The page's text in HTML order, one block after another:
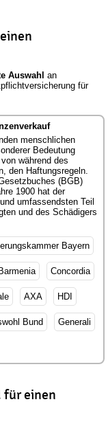
Auswahl an
für
menschlichen
Bedeutung
während des
den Haftungsregeln.
(BGB)
1900 hat der
umfassendsten Teil
und des Schädigers
Bayern
Barmenia Concordia
AXA HDI
Bund Generali
für einen